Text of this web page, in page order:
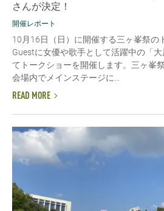
さんが決定！
開催レポート
10月16日（日）に開催する三ヶ峯祭の
Guestに女優や歌手として活躍中の「
てトークショーを開催します。三ヶ峯
会場内でメインステージに...
READ MORE